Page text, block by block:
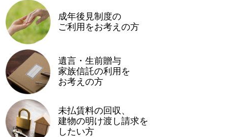
成年後見制度の
ご利用をお考えの方
遺言・生前贈与
家族信託の利用を
お考えの方
未払賃料の回収、
建物の明け渡し請求を
したい方